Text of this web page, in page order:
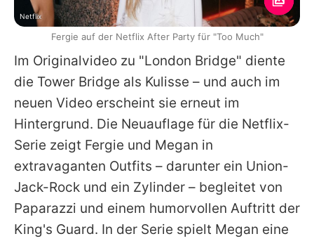
Im Originalvideo zu "London Bridge" diente
die Tower Bridge als Kulisse – und auch im
neuen Video erscheint sie erneut im
Hintergrund. Die Neuauflage für die Netflix-
Serie zeigt Fergie und Megan in
extravaganten Outfits – darunter ein Union-
Jack-Rock und ein Zylinder – begleitet von
Paparazzi und einem humorvollen Auftritt der
King's Guard. In der Serie spielt Megan eine
Netflix
Fergie auf der Netflix After Party für "Too Much"